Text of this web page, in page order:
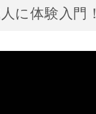
に体験入門！